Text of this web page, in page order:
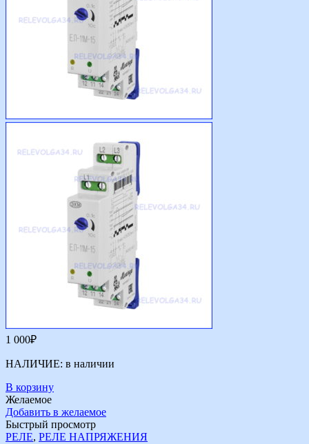
1 000₽
НАЛИЧИЕ: в наличии
В корзину
Желаемое
Добавить в желаемое
Быстрый просмотр
РЕЛЕ, РЕЛЕ НАПРЯЖЕНИЯ